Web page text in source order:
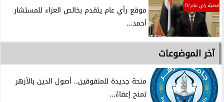
قضية راي عام TV
موقع رأي عام يتقدم بخالص العزاء للمستشار
أحمد...
آخر الموضوعات
منحة جديدة للمتفوقين.. أصول الدين بالأزهر
تمنح إعفاءً...